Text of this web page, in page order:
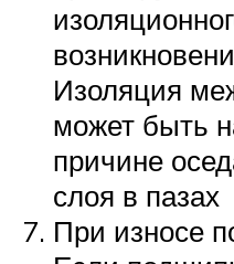
Изоляция
может быть
причине
слоя в пазах
При износе